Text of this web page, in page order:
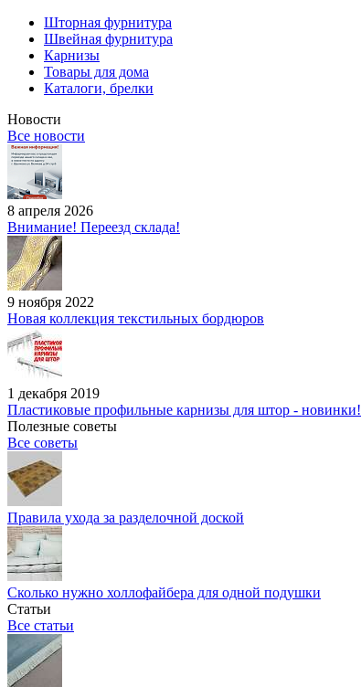
Шторная фурнитура
Швейная фурнитура
Карнизы
Товары для дома
Каталоги, брелки
Новости
Все новости
8 апреля 2026
Внимание! Переезд склада!
9 ноября 2022
Новая коллекция текстильных бордюров
1 декабря 2019
Пластиковые профильные карнизы для штор - новинки!
Полезные советы
Все советы
Правила ухода за разделочной доской
Сколько нужно холлофайбера для одной подушки
Статьи
Все статьи